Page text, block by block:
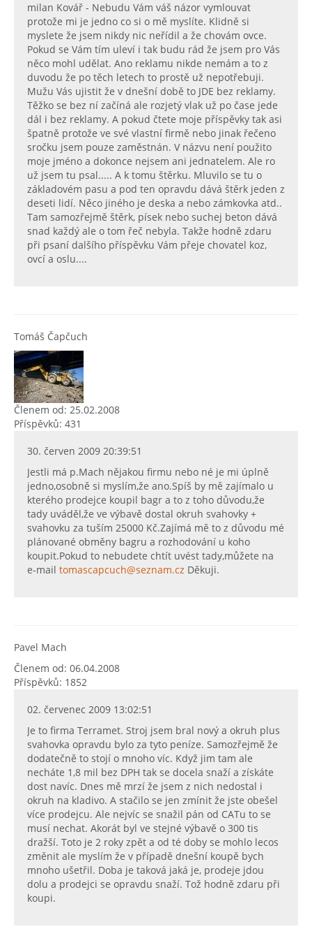
milan Kovář - Nebudu Vám váš názor vymlouvat
protože mi je jedno co si o mě myslíte. Klidně si
myslete že jsem nikdy nic neřídil a že chovám ovce.
Pokud se Vám tím uleví i tak budu rád že jsem pro Vás
něco mohl udělat. Ano reklamu nikde nemám a to z
duvodu že po těch letech to prostě už nepotřebuji.
Mužu Vás ujistit že v dnešní době to JDE bez reklamy.
Těžko se bez ní začíná ale rozjetý vlak už po čase jede
dál i bez reklamy. A pokud čtete moje příspěvky tak asi
špatně protože ve své vlastní firmě nebo jinak řečeno
sročku jsem pouze zaměstnán. V názvu není použito
moje jméno a dokonce nejsem ani jednatelem. Ale ro
už jsem tu psal..... A k tomu štěrku. Mluvilo se tu o
základovém pasu a pod ten opravdu dává štěrk jeden z
deseti lidí. Něco jiného je deska a nebo zámkovka atd..
Tam samozřejmě štěrk, písek nebo suchej beton dává
snad každý ale o tom řeč nebyla. Takže hodně zdaru
při psaní dalšího příspěvku Vám přeje chovatel koz,
ovcí a oslu....
Tomáš Čapčuch
Členem od: 25.02.2008
Příspěvků: 431
30. červen 2009 20:39:51
Jestli má p.Mach nějakou firmu nebo né je mi úplně
jedno,osobně si myslím,že ano.Spíš by mě zajímalo u
kterého prodejce koupil bagr a to z toho důvodu,že
tady uváděl,že ve výbavě dostal okruh svahovky +
svahovku za tuším 25000 Kč.Zajímá mě to z důvodu mé
plánované obměny bagru a rozhodování u koho
koupit.Pokud to nebudete chtít uvést tady,můžete na
e-mail tomascapcuch@seznam.cz Děkuji.
Pavel Mach
Členem od: 06.04.2008
Příspěvků: 1852
02. červenec 2009 13:02:51
Je to firma Terramet. Stroj jsem bral nový a okruh plus
svahovka opravdu bylo za tyto peníze. Samozřejmě že
dodatečně to stojí o mnoho víc. Když jim tam ale
necháte 1,8 mil bez DPH tak se docela snaží a získáte
dost navíc. Dnes mě mrzí že jsem z nich nedostal i
okruh na kladivo. A stačilo se jen zmínit že jste obešel
více prodejcu. Ale nejvíc se snažil pán od CATu to se
musí nechat. Akorát byl ve stejné výbavě o 300 tis
dražší. Toto je 2 roky zpět a od té doby se mohlo lecos
změnit ale myslím že v případě dnešní koupě bych
mnoho ušetřil. Doba je taková jaká je, prodeje jdou
dolu a prodejci se opravdu snaží. Tož hodně zdaru při
koupi.